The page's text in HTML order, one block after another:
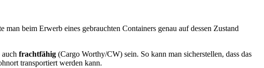
man beim Erwerb eines gebrauchten Containers genau auf dessen Zustand
frachtfähig (Cargo Worthy/CW) sein. So kann man sicherstellen, dass das
transportiert werden kann.